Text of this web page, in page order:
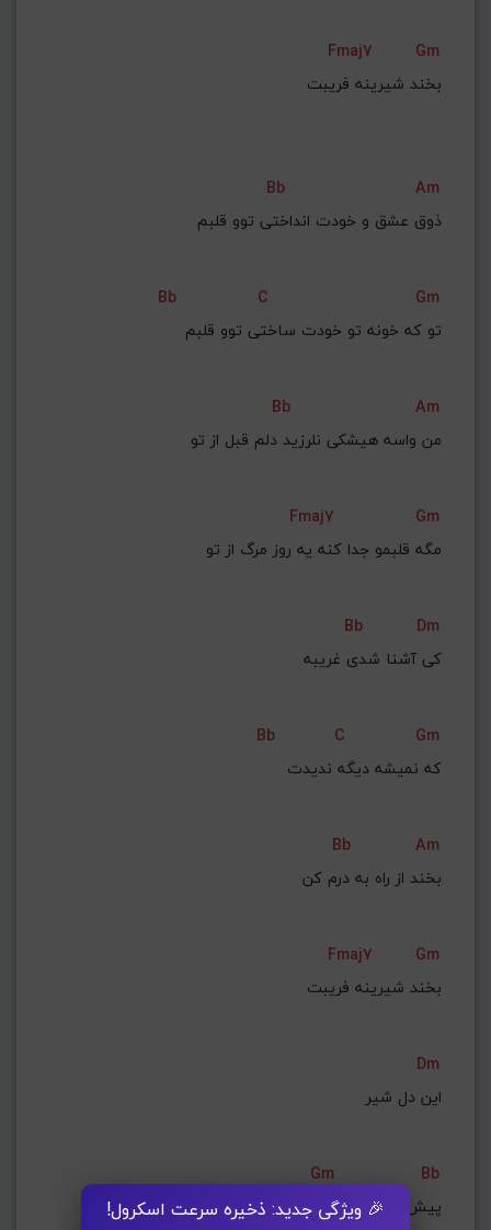
🎉 ویژگی جدید: ذخیره سرعت اسکرول!
Fmaj7
Gm
ﺑﺨﻨﺪ ﺷﻴﺮﻳﻨﻪ ﻓﺮﻳﺒﺖ
Bb
Am
ذوق ﻋﺸﻖ و ﺧﻮدت اﻧﺪاﺧﺘﻰ ﺗﻮو ﻗﻠﺒﻢ
Bb C
Gm
ﺗﻮ ﻛﻪ ﺧﻮﻧﻪ ﺗﻮ ﺧﻮدت ﺳﺎﺧﺘﻰ ﺗﻮو ﻗﻠﺒﻢ
Bb
Am
ﻣﻦ واﺳﻪ ﻫﻴﺸﻜﻰ ﻧﻠﺮزﻳﺪ دﻟﻢ ﻗﺒﻞ از ﺗﻮ
Fmaj7
Gm
ﻣﮕﻪ ﻗﻠﺒﻤﻮ ﺟﺪا ﻛﻨﻪ ﻳﻪ روز ﻣﺮگ از ﺗﻮ
Bb
Dm
ﻛﻰ آﺷﻨﺎ ﺷﺪی ﻏﺮﻳﺒﻪ
Bb C
Gm
ﻛﻪ ﻧﻤﻴﺸﻪ دﻳﮕﻪ ﻧﺪﻳﺪت
Bb
Am
ﺑﺨﻨﺪ از راه ﺑﻪ درم ﻛﻦ
Fmaj7
Gm
ﺑﺨﻨﺪ ﺷﻴﺮﻳﻨﻪ ﻓﺮﻳﺒﺖ
Dm
اﻳﻦ دل ﺷﻴﺮ
Gm
Bb
ﭘﻴﺶ ﺗﻮ ﻛﻤﻪ زورش